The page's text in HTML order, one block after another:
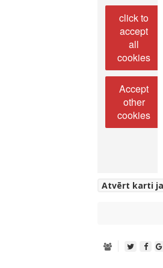
click to
accept
all
cookies
Accept
other
cookies
Atvērt karti